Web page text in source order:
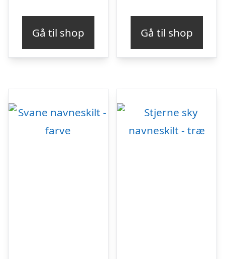
Gå til shop Gå til shop